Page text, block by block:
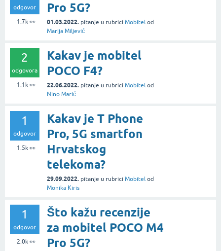
odgovor
1.7k👀
Pro 5G?
01.03.2022. pitanje u rubrici Mobitel od
Marija Miljević
2
odgovora
1.1k👀
Kakav je mobitel
POCO F4?
22.06.2022. pitanje u rubrici Mobitel od
Nino Marić
1
odgovor
1.5k👀
Kakav je T Phone
Pro, 5G smartfon
Hrvatskog
telekoma?
29.09.2022. pitanje u rubrici Mobitel od
Monika Kiris
1
odgovor
2.0k👀
Što kažu recenzije
za mobitel POCO M4
Pro 5G?